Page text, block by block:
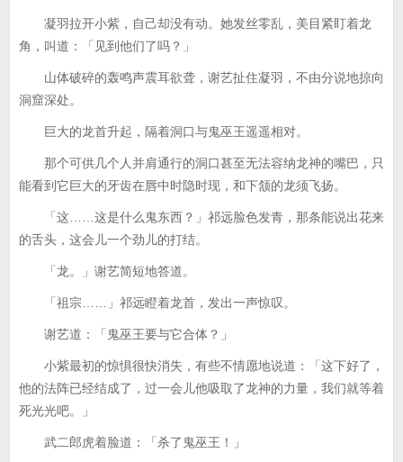
凝羽拉开小紫，自己却没有动。她发丝零乱，美目紧盯着龙
角，叫道：「见到他们了吗？」
山体破碎的轰鸣声震耳欲聋，谢艺扯住凝羽，不由分说地掠向
洞窟深处。
巨大的龙首升起，隔着洞口与鬼巫王遥遥相对。
那个可供几个人并肩通行的洞口甚至无法容纳龙神的嘴巴，只
能看到它巨大的牙齿在唇中时隐时现，和下颔的龙须飞扬。
「这……这是什么鬼东西？」祁远脸色发青，那条能说出花来
的舌头，这会儿一个劲儿的打结。
「龙。」谢艺简短地答道。
「祖宗……」祁远瞪着龙首，发出一声惊叹。
谢艺道：「鬼巫王要与它合体？」
小紫最初的惊惧很快消失，有些不情愿地说道：「这下好了，
他的法阵已经结成了，过一会儿他吸取了龙神的力量，我们就等着
死光光吧。」
武二郎虎着脸道：「杀了鬼巫王！」